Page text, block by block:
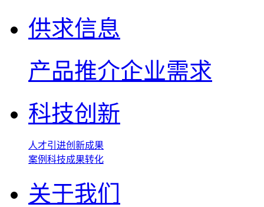
供求信息
产品推介企业需求
科技创新
人才引进创新成果
案例 科技成果转化
关于我们